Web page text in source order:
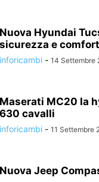
Nuova Hyundai
sicurezza e comfort
inforicambi - 14 Settembre
Maserati MC20 la
630 cavalli
inforicambi - 11 Settembre
Nuova Jeep